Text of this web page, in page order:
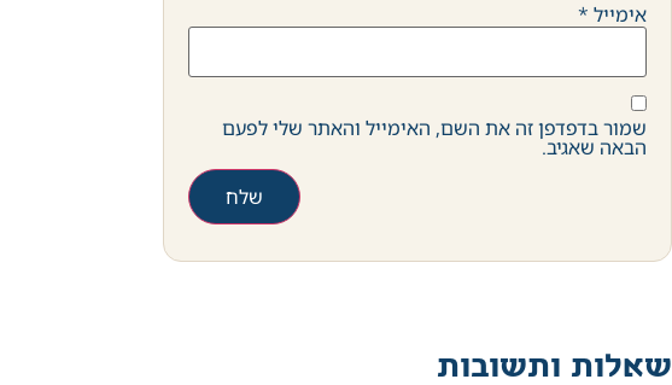
אימייל *
שמור בדפדפן זה את השם, האימייל והאתר שלי לפעם
הבאה שאגיב.
שאלות ותשובות